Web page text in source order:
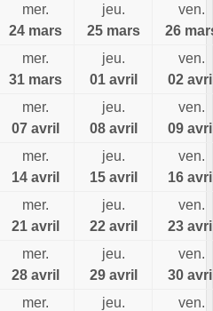
mer.
24 mars
jeu.
25 mars
ven.
26
mer.
31 mars
jeu.
01 avril
ven.
02
mer.
07 avril
jeu.
08 avril
ven.
09
mer.
14 avril
jeu.
15 avril
ven.
16
mer.
21 avril
jeu.
22 avril
ven.
23
mer.
28 avril
jeu.
29 avril
ven.
30
mer.
jeu.
ven.